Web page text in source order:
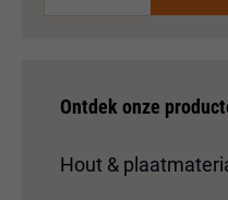
Ontdek onze
Hout &